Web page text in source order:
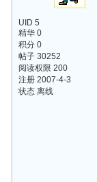
UID 5
精华 0
积分 0
帖子 30252
阅读权限 200
注册 2007-4-3
状态 离线